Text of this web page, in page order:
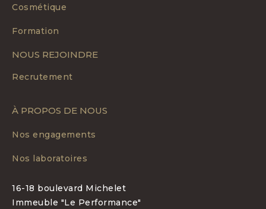
Cosmétique
Formation
NOUS REJOINDRE
Recrutement
À PROPOS DE NOUS
Nos engagements
Nos laboratoires
16-18 boulevard Michelet
Immeuble "Le Performance"